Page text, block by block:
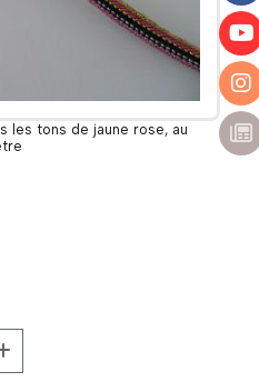
les tons de jaune rose, au